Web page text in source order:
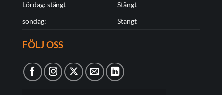
Lördag: stängt
Stängt
söndag:
Stängt
FÖLJ OSS